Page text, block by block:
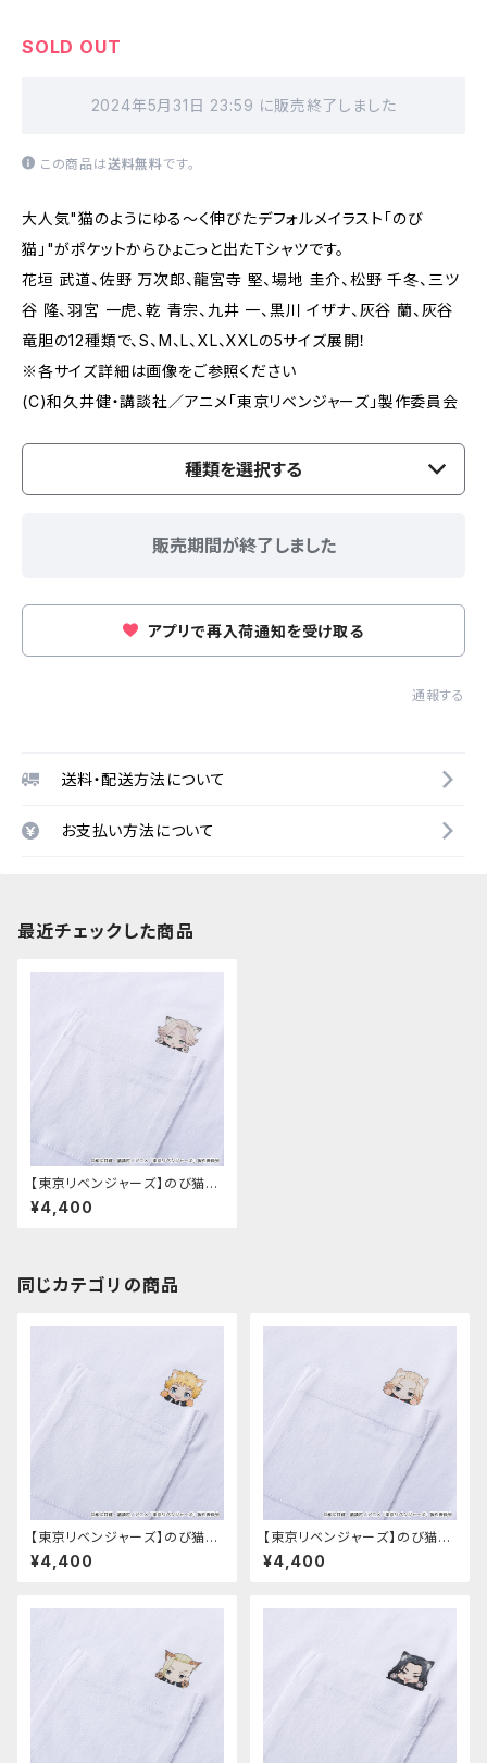
SOLD OUT
2024年5月31日 23:59 に販売終了しました
この商品は送料無料です。
大人気"猫のようにゆる〜く伸びたデフォルメイラスト「のび
猫」"がポケットからひょこっと出たTシャツです。
花垣 武道、佐野 万次郎、龍宮寺 堅、場地 圭介、松野 千冬、三ツ
谷 隆、羽宮 一虎、乾 青宗、九井 一、黒川 イザナ、灰谷 蘭、灰谷
竜胆の12種類で、S、M、L、XL、XXLの5サイズ展開！
※各サイズ詳細は画像をご参照ください
(C)和久井健・講談社／アニメ「東京リベンジャーズ」製作委員会
種類を選択する
販売期間が終了しました
アプリで再入荷通知を受け取る
通報する
送料・配送方法について
お支払い方法について
最近チェックした商品
【東京リベンジャーズ】のび猫T
シャツ（乾 青宗）
¥4,400
同じカテゴリの商品
【東京リベンジャーズ】のび猫T
シャツ（花垣 武道）
¥4,400
【東京リベンジャーズ】のび猫T
シャツ（佐野 万次郎）
¥4,400